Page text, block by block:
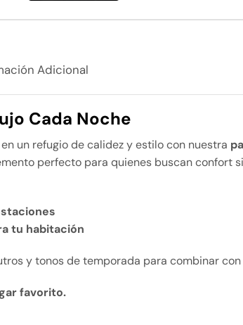
Adicional
Cada Noche
un refugio de calidez y estilo con nuestra
perfecto para quienes buscan confort
tu habitación
y tonos de temporada para combinar
favorito.